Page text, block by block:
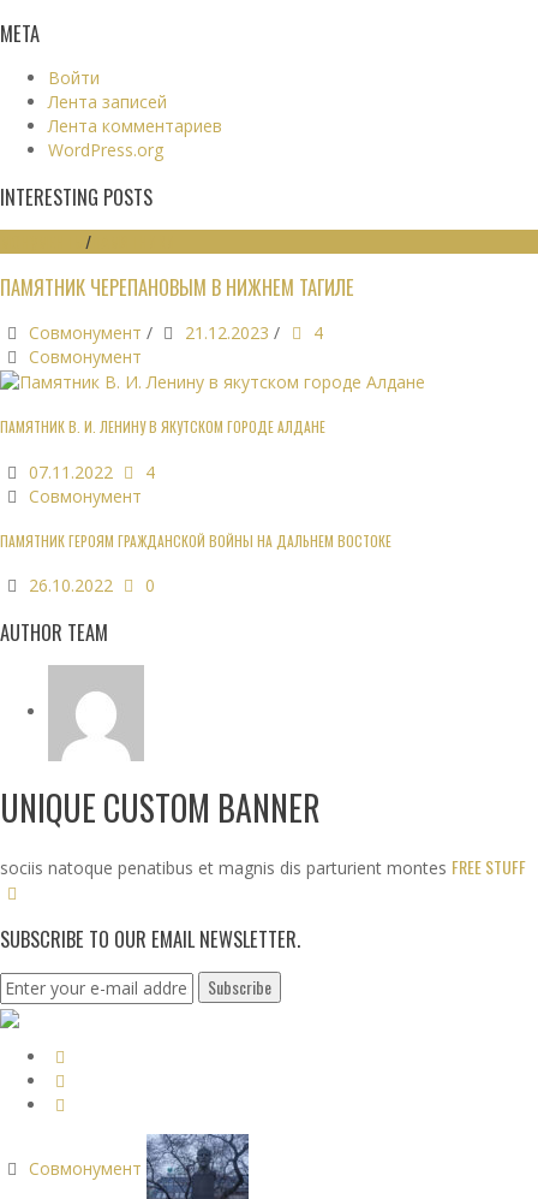
МЕТА
Войти
Лента записей
Лента комментариев
WordPress.org
INTERESTING POSTS
/
ПАМЯТНИК ЧЕРЕПАНОВЫМ В НИЖНЕМ ТАГИЛЕ
Совмонумент / 21.12.2023 /
4
Совмонумент
ПАМЯТНИК В. И. ЛЕНИНУ В ЯКУТСКОМ ГОРОДЕ АЛДАНЕ
07.11.2022
4
Совмонумент
ПАМЯТНИК ГЕРОЯМ ГРАЖДАНСКОЙ ВОЙНЫ НА ДАЛЬНЕМ ВОСТОКЕ
26.10.2022 0
AUTHOR TEAM
UNIQUE CUSTOM BANNER
sociis natoque penatibus et magnis dis parturient montes FREE STUFF
SUBSCRIBE TO OUR EMAIL NEWSLETTER.
Совмонумент